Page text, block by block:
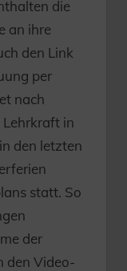
die
an ihre
den Link
per
nach
Lehrkraft in
den letzten
statt. So
der
den Video-